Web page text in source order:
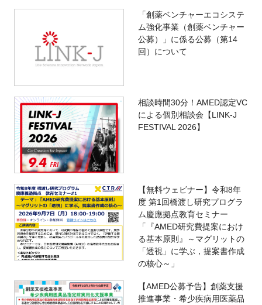
「創薬ベンチャーエコシステ
ム強化事業（創薬ベンチャー
公募）」に係る公募（第14
回）について
相談時間30分！AMED認定VC
による個別相談会【LINK-J
FESTIVAL 2026】
【無料ウェビナー】令和8年
度 第1回橋渡し研究プログラ
ム慶應拠点教育セミナー
「『AMED研究費提案におけ
る基本原則』～マグリットの
「透視」に学ぶ，提案書作成
の核心～」
【AMED公募予告】創薬支援
推進事業・希少疾病用医薬品